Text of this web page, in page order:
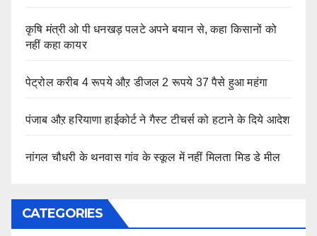
कृषि मंत्री ओ पी धनखड़ पलटे अपने बयान से, कहा किसानों को
नहीं कहा कायर
पेट्रोल करीब 4 रूपये औऱ डीजल 2 रूपये 37 पैसे हुआ महंगा
पंजाब औऱ हरियाणा हाईकोर्ट ने गैस्ट टीचर्स को हटाने के दिये आदेश
नांगल चौधरी के थनवास गांव के स्कूल में नहीं मिलता मिड डे मील
CATEGORIES